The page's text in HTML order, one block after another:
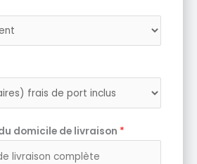
domicile de livraison *